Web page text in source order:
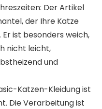
Der Artikel
der Ihre Katze
ist besonders weich,
nicht leicht,
und
Katzen-Kleidung ist
Die Verarbeitung ist